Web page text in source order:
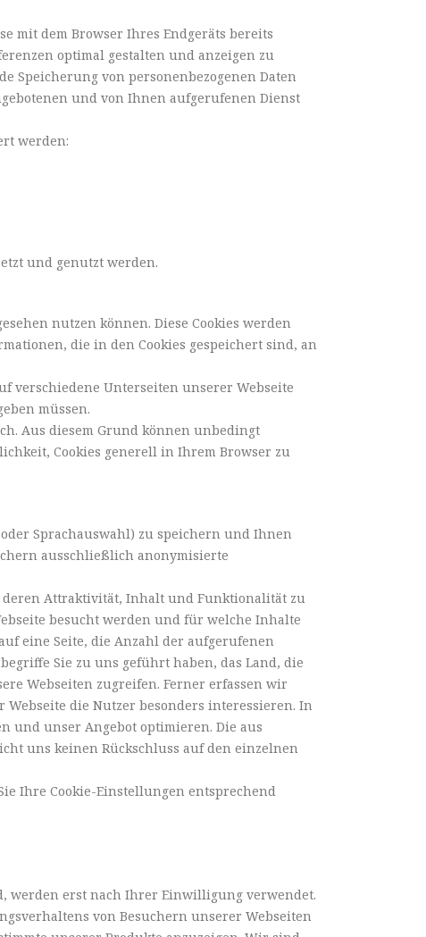
mit dem Browser Ihres Endgeräts bereits
optimal gestalten und anzeigen zu
Speicherung von personenbezogenen Daten
und von Ihnen aufgerufenen Dienst
werden:
und genutzt werden.
nutzen können. Diese Cookies werden
die in den Cookies gespeichert sind, an
verschiedene Unterseiten unserer Webseite
müssen.
Aus diesem Grund können unbedingt
Cookies generell in Ihrem Browser zu
Sprachauswahl) zu speichern und Ihnen
ausschließlich anonymisierte
deren Attraktivität, Inhalt und Funktionalität zu
besucht werden und für welche Inhalte
eine Seite, die Anzahl der aufgerufenen
Sie zu uns geführt haben, das Land, die
Webseiten zugreifen. Ferner erfassen wir
die Nutzer besonders interessieren. In
und unser Angebot optimieren. Die aus
uns keinen Rückschluss auf den einzelnen
Ihre Cookie-Einstellungen entsprechend
werden erst nach Ihrer Einwilligung verwendet.
von Besuchern unserer Webseiten